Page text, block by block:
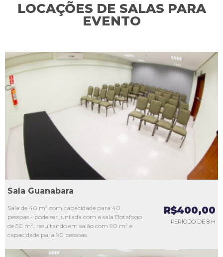
LOCAÇÕES DE SALAS PARA
EVENTO
L4
L5
Sala Guanabara
Sala de 40 m² com capacidade para 40
pessoas - pode ser juntada com a sala Botafogo
de 50 m², resultando em salão com 90 m² e
capacidade para 90 pessoas.
R$400,00
PERÍODO DE 8 H